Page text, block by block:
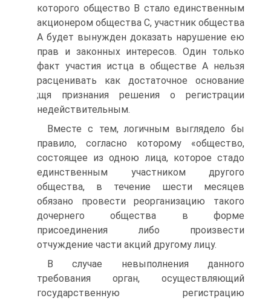
которого общество В стало единственным
акционером общества С, участник общества
А будет вынужден доказать нарушение ею
прав и законных интересов. Один только
факт участия истца в обществе А нельзя
расценивать как достаточное основание
;щя признания решения о регистрации
недействительным.
Вместе с тем, логичным выглядело бы
правило, согласно которому «общество,
состоящее из одною лица, которое стадо
единственным участником другого
общества, в течение шести месяцев
обязано провести реорганизацию такого
дочернего общества в форме
присоединения либо произвести
отчуждение части акций другому лицу.
В случае невыполнения данного
требования орган, осуществляющий
государственную регистрацию